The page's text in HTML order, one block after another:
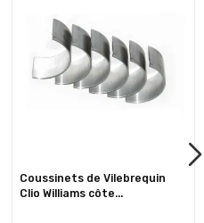
Coussinets de Vilebrequin
Clio Williams côte...